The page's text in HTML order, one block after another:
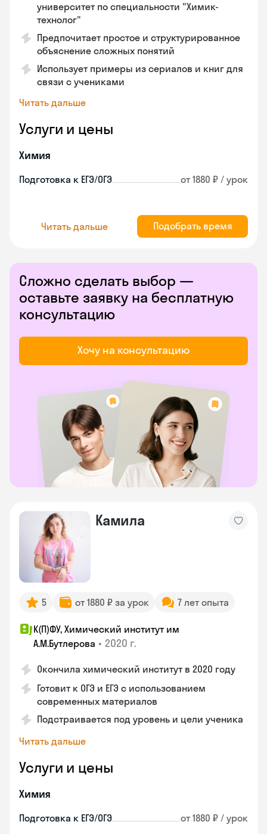
университет по специальности "Химик-
технолог"
Предпочитает простое и структурированное
объяснение сложных понятий
Использует примеры из сериалов и книг для
связи с учениками
Читать дальше
Услуги и цены
Химия
Подготовка к ЕГЭ/ОГЭ от 1880 ₽ / урок
Читать дальше Подобрать время
Сложно сделать выбор —
оставьте заявку на бесплатную
консультацию
Хочу на консультацию
Камила
5 от 1880 ₽ за урок 7 лет опыта
К(П)ФУ, Химический институт им
А.М.Бутлерова • 2020 г.
Окончила химический институт в 2020 году
Готовит к ОГЭ и ЕГЭ с использованием
современных материалов
Подстраивается под уровень и цели ученика
Читать дальше
Услуги и цены
Химия
Подготовка к ЕГЭ/ОГЭ от 1880 ₽ / урок